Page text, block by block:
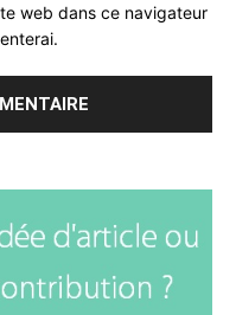
web dans ce navigateur